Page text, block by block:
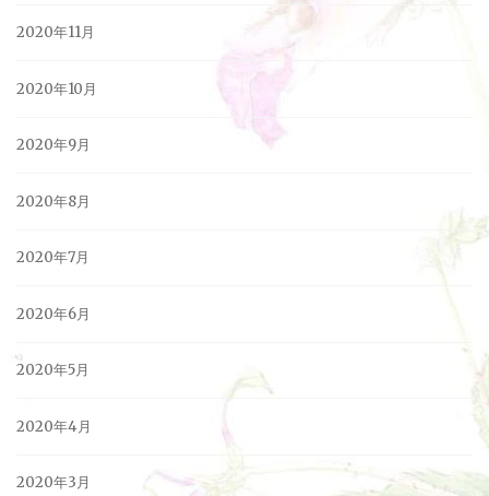
2020年11月
2020年10月
2020年9月
2020年8月
2020年7月
2020年6月
2020年5月
2020年4月
2020年3月